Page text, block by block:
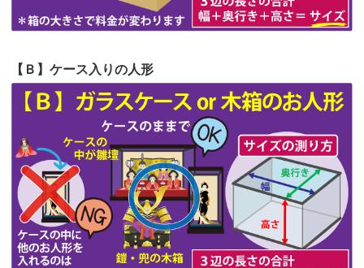
第58回人形供養祭令和5年12月21日(水)
第56回人形供養祭 令和4年10月19日(水)
第55回人形供養祭令和4年9月8日(木)
第54回人形供養祭令和4年8月1日(月)
第53回人形供養祭令和4年7月1日(金)
第52回人形供養祭令和4年5月17日(火)
第51回人形供養祭令和4年4月18日(月)
【Ｂ】ケース入りの人形